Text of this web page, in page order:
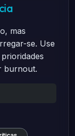
mas
se. Use
burnout.